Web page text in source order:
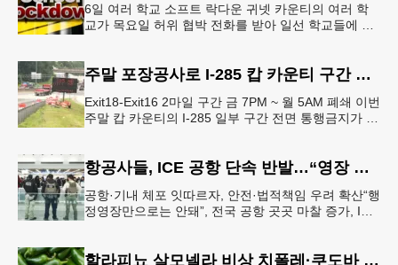
6일 여러 학교 소프트 락다운 귀넷 카운티의 여러 학
교가 목요일 허위 협박 전화를 받아 일선 학교들에 일
주말 포장공사로 I-285 캅 카운티 구간 통행금지
Exit18-Exit16 2마일 구간 금 7PM ~ 월 5AM 폐쇄 이번
주말 캅 카운티의 I-285 일부 구간 전면 통행금지가 시
항공사들, ICE 공항 단속 반발…“영장 없인 협조 불가”
공항·기내 체포 잇따르자, 안전·법적책임 우려 확산“행
정영장만으로는 안돼”, 전국 공항 곳곳 마찰 증가, ICE
할라피뇨 살모넬라 비상 치폴레·쿠도바 긴급 회수